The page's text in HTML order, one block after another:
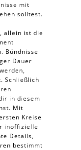
mit
solltest.
allein ist die
Bündnisse
Dauer
Schließlich
in diesem
Mit
Kreise
inoffizielle
Details,
bestimmt